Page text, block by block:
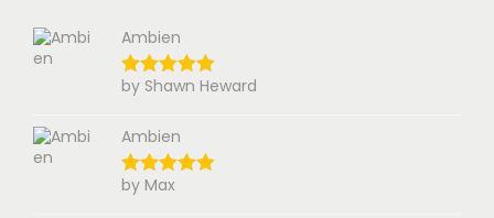
Ambien
by Shawn Heward
Ambien
by Max